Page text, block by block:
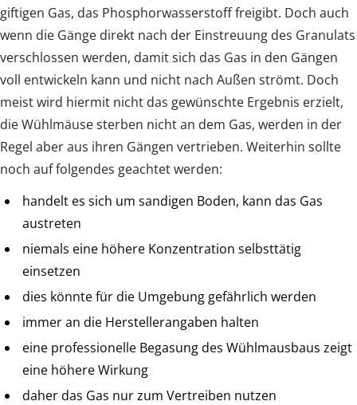
giftigen Gas, das Phosphorwasserstoff freigibt. Doch auch
wenn die Gänge direkt nach der Einstreuung des Granulats
verschlossen werden, damit sich das Gas in den Gängen
voll entwickeln kann und nicht nach Außen strömt. Doch
meist wird hiermit nicht das gewünschte Ergebnis erzielt,
die Wühlmäuse sterben nicht an dem Gas, werden in der
Regel aber aus ihren Gängen vertrieben. Weiterhin sollte
noch auf folgendes geachtet werden:
handelt es sich um sandigen Boden, kann das Gas
austreten
niemals eine höhere Konzentration selbsttätig
einsetzen
dies könnte für die Umgebung gefährlich werden
immer an die Herstellerangaben halten
eine professionelle Begasung des Wühlmausbaus zeigt
eine höhere Wirkung
daher das Gas nur zum Vertreiben nutzen